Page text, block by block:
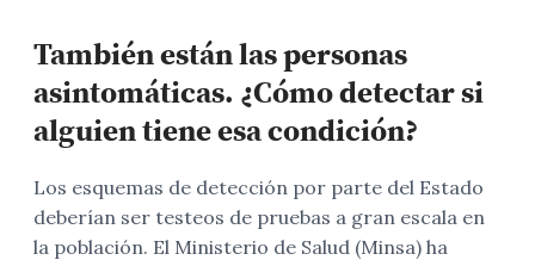
También están las personas
asintomáticas. ¿Cómo detectar si
alguien tiene esa condición?
Los esquemas de detección por parte del Estado
deberían ser testeos de pruebas a gran escala en
la población. El Ministerio de Salud (Minsa) ha